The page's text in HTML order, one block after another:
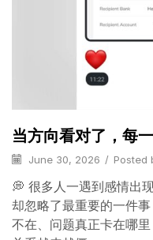
当方向看对了，每
June 30, 2026 / Posted
💭 很多人一遇到感情出
却忽略了最重要的一件
不在、问题真正卡在哪